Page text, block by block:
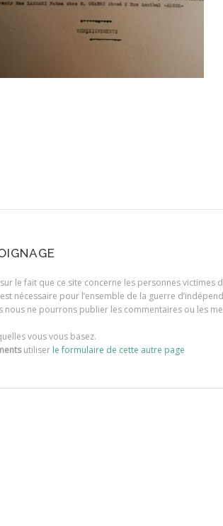
le fait que ce site concerne les personnes victimes
nécessaire pour l’ensemble de la guerre
nous ne pourrons publier les commentaires ou les
vous vous basez.
utiliser le formulaire de cette autre page